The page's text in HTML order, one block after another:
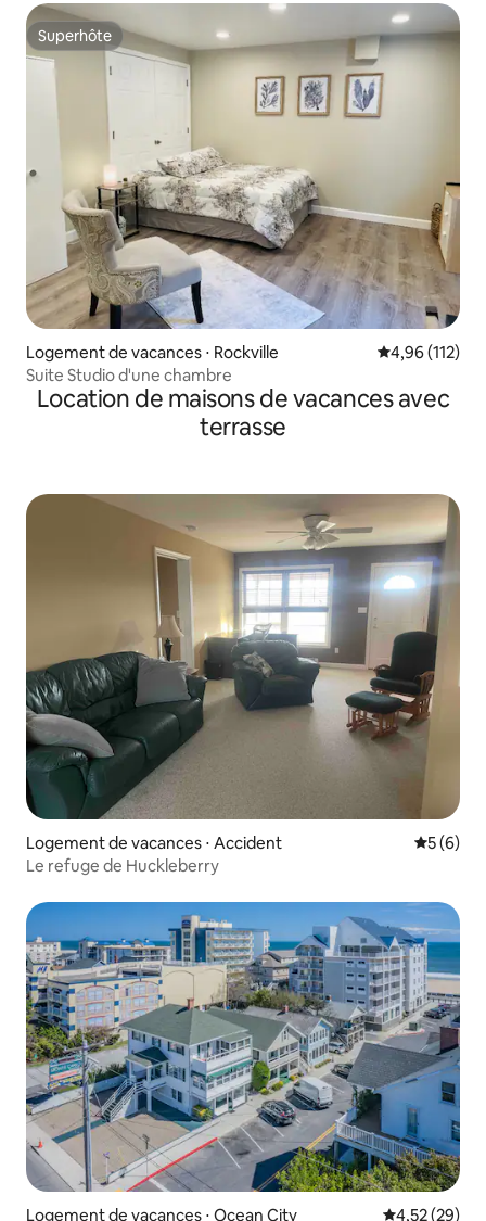
Superhôte
Superhôte
Logement de vacances ⋅ Rockville Évaluation
4,96 (112)
Suite Studio d'une chambre
Location de maisons de vacances avec
terrasse
Logement de vacances ⋅ Accident
5 (6)
Le refuge de Huckleberry
Logement de vacances ⋅ Ocean City Évaluation
4,52 (29)